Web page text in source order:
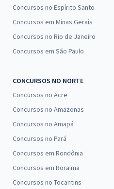
Concursos no Espírito Santo
Concursos em Minas Gerais
Concursos no Rio de Janeiro
Concursos em São Paulo
CONCURSOS NO NORTE
Concursos no Acre
Concursos no Amazonas
Concursos no Amapá
Concursos no Pará
Concursos em Rondônia
Concursos em Roraima
Concursos no Tocantins